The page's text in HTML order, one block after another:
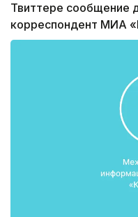
Твиттере сообщение
корреспондент МИА